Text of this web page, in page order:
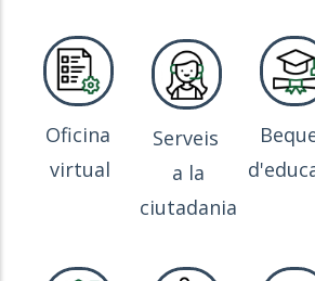
Oficina
virtual
Serveis
a la
ciutadania